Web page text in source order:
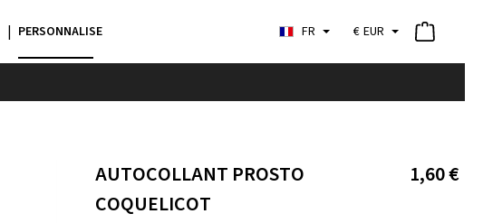
PERSONNALISE FR € EUR
AUTOCOLLANT PROSTO
COQUELICOT
1,60 €